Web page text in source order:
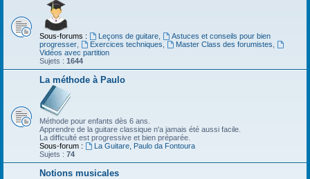
Sous-forums : Leçons de guitare,
Astuces et conseils pour bien
progresser
Exercices techniques Master Class des forumistes
Vidéos avec partition
Sujets : 1644
La méthode à Paulo
Méthode pour enfants dès 6 ans.
Apprendre de la guitare classique n'a jamais été aussi facile.
La difficulté est progressive et bien préparée.
Sous-forum :
La Guitare, Paulo da Fontoura
Sujets : 74
Notions musicales